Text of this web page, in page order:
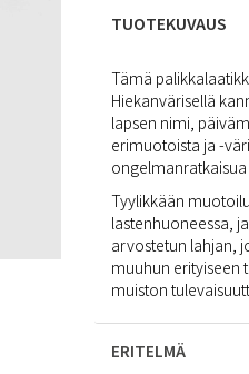
TUOTEKUVAUS
Tämä
Hiekanvärisellä
lapsen nimi,
erimuotoista ja -
Tyylikkään
lastenhuoneessa,
arvostetun lahjan,
muuhun erityiseen
muiston
ERITELMÄ